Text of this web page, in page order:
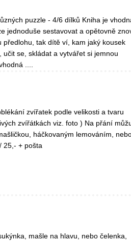
puzzle - 4/6 dílků Kniha je
jednoduše sestavovat a opětovně
tak dítě ví, kam jaký kousek
se, skládat a vytvářet si jemnou
....
zvířatek podle velikosti a tvaru
zvířátkách viz. foto ) Na přání
háčkovaným lemováním,
25,- + pošta
mašle na hlavu, nebo čelenka,